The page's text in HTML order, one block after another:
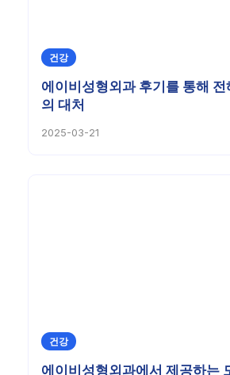
건강
에이비성형외과 후기를 통해 전
의 대처
2025-03-21
건강
에이비성형외과에서 제공하는